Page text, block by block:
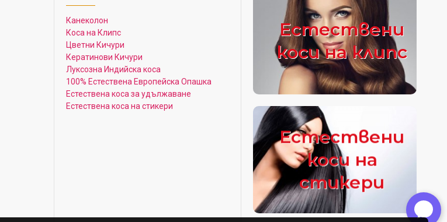
Канеколон
Коса на Клипс
Цветни Кичури
Кератинови Кичури
Луксозна Индийска коса
100% Естествена Европейска Опашка
Естествена коса за удължаване
Естествена коса на стикери
Естествени
коси на клипс
Естествени
коси на
стикери